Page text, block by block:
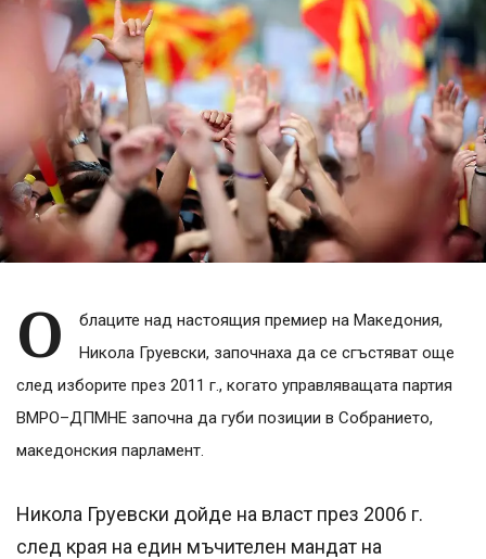
О
блаците над настоящия премиер на Македония,
Никола Груевски, започнаха да се сгъстяват още
след изборите през 2011 г., когато управляващата партия
ВМРО–ДПМНЕ започна да губи позиции в Собранието,
македонския парламент.
Никола Груевски дойде на власт през 2006 г.
след края на един мъчителен мандат на